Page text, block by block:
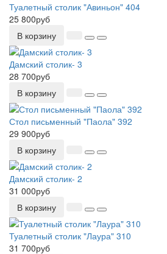
Туалетный столик "Авиньон" 404
25 800руб
В корзину
Дамский столик- 3
28 700руб
В корзину
Стол письменный "Паола" 392
29 900руб
В корзину
Дамский столик- 2
31 000руб
В корзину
Туалетный столик "Лаура" 310
31 700руб